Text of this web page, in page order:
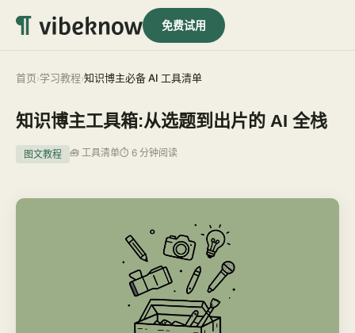
免费试用
首页›学习教程›知识博主必备 AI 工具清单
知识博主工具箱:从选题到出片的 AI 全栈
图文教程 🧰 工具清单⏱ 6 分钟阅读